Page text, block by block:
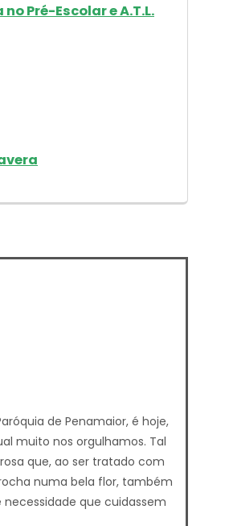
Pré-Escolar e A.T.L.
de Penamaior, é hoje,
muito nos orgulhamos. Tal
que, ao ser tratado com
numa bela flor, também
que cuidassem